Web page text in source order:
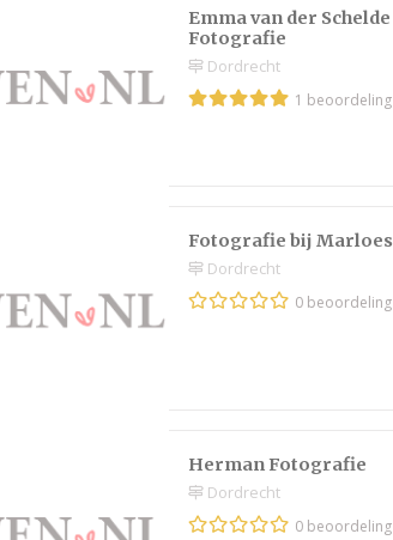
Emma van der Schelde
Fotografie
Dordrecht
1 beoordeling
Fotografie bij Marloes
Dordrecht
0 beoordeling
Herman Fotografie
Dordrecht
0 beoordeling